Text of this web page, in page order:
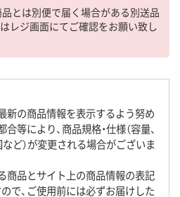
とは別便で届く場合がある別送品
レジ画面にてご確認をお願い致し
新の商品情報を表示するよう努め
等により、商品規格・仕様（容量、
など）が変更される場合がございま
商品とサイト上の商品情報の表記
で、ご使用前には必ずお届けした